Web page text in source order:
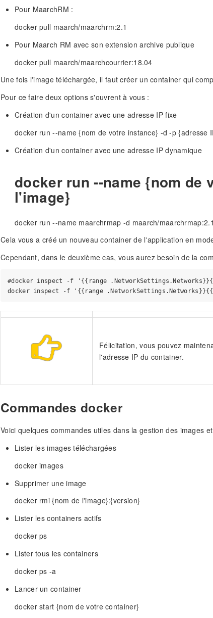
Pour MaarchRM :
docker pull maarch/maarchrm:2.1
Pour Maarch RM avec son extension archive publique
docker pull maarch/maarchcourrier:18.04
Une fois l'image téléchargée, il faut créer un container qui
Pour ce faire deux options s'ouvrent à vous :
Création d'un container avec une adresse IP fixe
docker run --name {nom de votre instance} -d -p {adresse
Création d'un container avec une adresse IP dynamique
docker run --name {nom de
l'image}
docker run --name maarchrmap -d maarch/maarchrmap:2.1
Cela vous a créé un nouveau container de l'application en
Cependant, dans le deuxième cas, vous aurez besoin de la
#docker inspect -f '{{range
Félicitation, vous pouvez
l'adresse IP du container.
Commandes docker
Voici quelques commandes utiles dans la gestion des images
Lister les images téléchargées
docker images
Supprimer une image
docker rmi {nom de l'image}:{version}
Lister les containers actifs
docker ps
Lister tous les containers
docker ps -a
Lancer un container
docker start {nom de votre container}